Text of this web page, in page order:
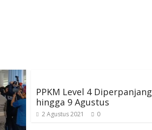
PPKM Level 4 Diperpanjang
hingga 9 Agustus
2 Agustus 2021 0